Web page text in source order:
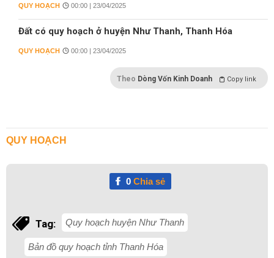
QUY HOẠCH 00:00 | 23/04/2025
Đất có quy hoạch ở huyện Như Thanh, Thanh Hóa
QUY HOẠCH 00:00 | 23/04/2025
Theo Dòng Vốn Kinh Doanh Copy link
QUY HOẠCH
0Chia sẻ
Tag: Quy hoạch huyện Như Thanh
Bản đồ quy hoạch tỉnh Thanh Hóa